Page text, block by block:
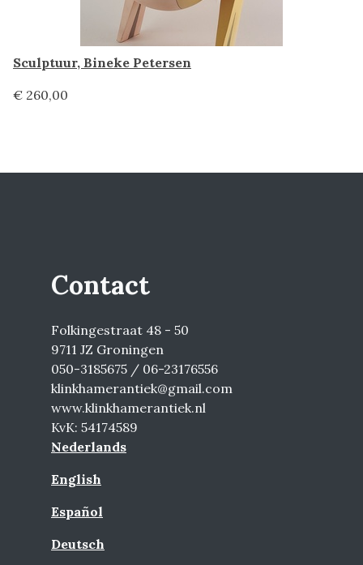
Sculptuur, Bineke Petersen
€ 260,00
Contact
Folkingestraat 48 - 50
9711 JZ Groningen
050-3185675 / 06-23176556
klinkhamerantiek@gmail.com
www.klinkhamerantiek.nl
KvK: 54174589
Nederlands
English
Español
Deutsch